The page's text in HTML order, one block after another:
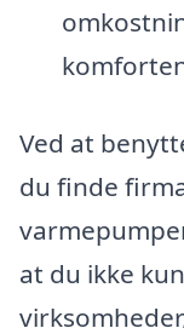
Ved at
du finde
at du ikke